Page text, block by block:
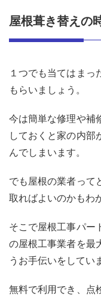
屋根葺き替えの
１つでも当てはまっ
もらいましょう。
今は簡単な修理や補
しておくと家の内部
んでしまいます。
でも屋根の業者って
取ればよいのかもわ
そこで屋根工事パー
の屋根工事業者を最
うお手伝いをしてい
無料で利用でき、点